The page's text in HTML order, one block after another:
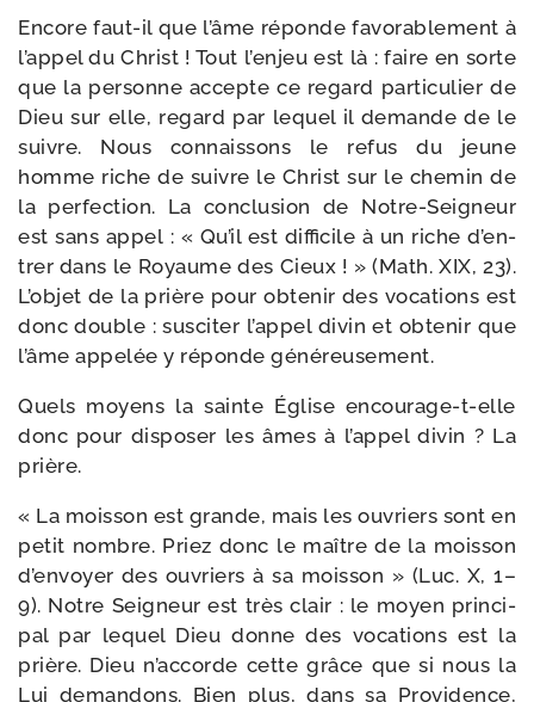
Encore faut-​il que l’âme réponde favo­ra­ble­ment à
l’appel du Christ ! Tout l’enjeu est là : faire en sorte
que la per­sonne accepte ce regard par­ti­cu­lier de
Dieu sur elle, regard par lequel il demande de le
suivre. Nous connais­sons le refus du jeune
homme riche de suivre le Christ sur le che­min de
la per­fec­tion. La conclu­sion de Notre-​Seigneur
est sans appel : « Qu’il est dif­fi­cile à un riche d’en­
trer dans le Royaume des Cieux ! » (Math. XIX, 23).
L’objet de la prière pour obte­nir des voca­tions est
donc double : sus­ci­ter l’appel divin et obte­nir que
l’âme appe­lée y réponde généreusement.
Quels moyens la sainte Église encourage-​t-​elle
donc pour dis­po­ser les âmes à l’appel divin ? La
prière.
« La mois­son est grande, mais les ouvriers sont en
petit nombre. Priez donc le maître de la mois­son
d’envoyer des ouvriers à sa mois­son » (Luc. X, 1–
9). Notre Seigneur est très clair : le moyen prin­ci­
pal par lequel Dieu donne des voca­tions est la
prière. Dieu n’accorde cette grâce que si nous la
Lui deman­dons. Bien plus, dans sa Providence,